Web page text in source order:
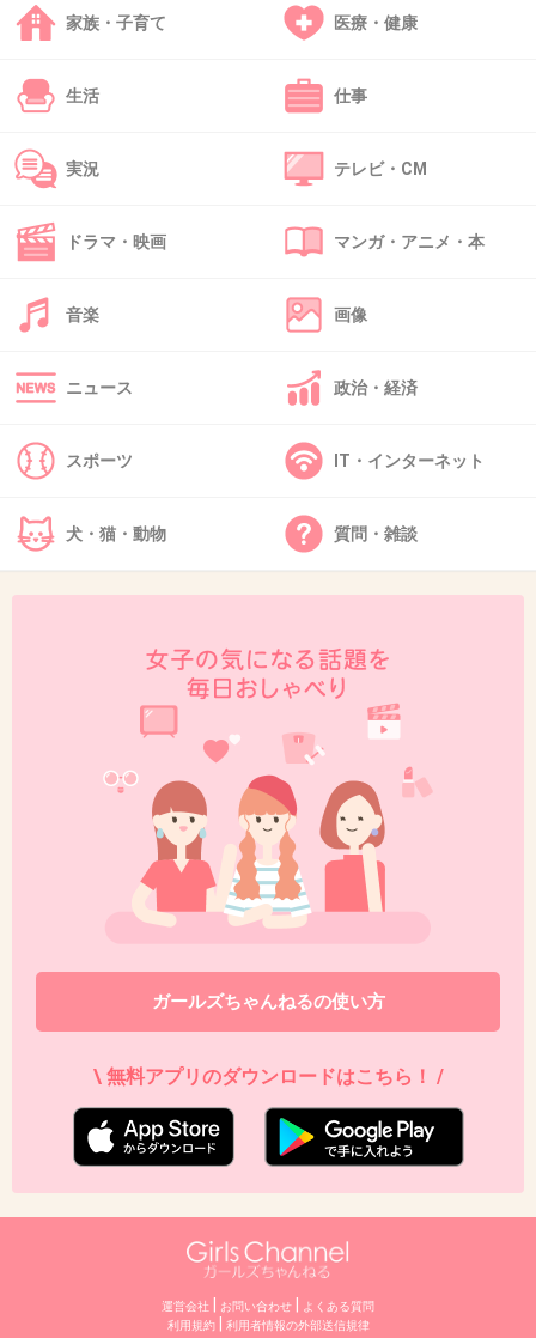
+9
41. 匿名
誰？このうざいダブルピースは、と思ったら指原だったん
だよね
こんなのと仲良くしてたら川田さんネタにされちゃうよ
42. 匿名 2019/02/10(日) 22:56:14
でこんな健闘すると思わなかった。
なにが受けてるんだろう。
このトピは伸びないよね、、
川田アナと指原の話では絶対に盛り上がらないよ。
川田アナ本人は降臨してそうだけど。
+9
2019/02/10(日) 23:07:42
+9
川田ってほんとブス。
納豆のパッケージの顔
2019/02/10(日) 23:08:51
家族・子育て 医療・健康
生活 仕事
実況 テレビ・CM
ドラマ・映画 マンガ・アニメ・本
音楽 画像
ニュース 政治・経済
スポーツ IT・インターネット
犬・猫・動物 質問・雑談
ガールズちゃんねるの使い方
\ 無料アプリのダウンロードはこちら！ /
運営会社 お問い合わせ
よくある質問
利用規約| 利⽤者情報の外部送信規律